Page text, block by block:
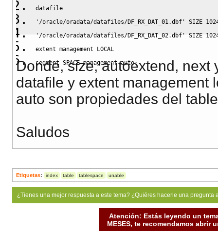
datafile
'/oracle/oradata/datafiles/DF_RX_DAT_01.dbf'
SIZE
'/oracle/oradata/datafiles/DF_RX_DAT_02.dbf'
SIZE
extent management LOCAL
segment SPACE management auto;
Donde, size, autoextend,
datafile y extent management
auto son propiedades del
Saludos
Etiquetas: index table tablespace unable
¿Tienes una mejor respuesta a este tema? ¿Quiéres hacerle una
Atención: Estás leyendo un
MESES, te recomendamos abrir